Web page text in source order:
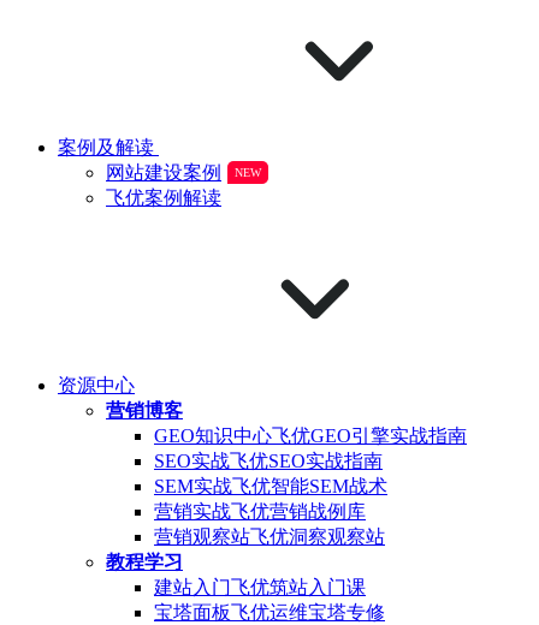
案例及解读
网站建设案例
NEW
飞优案例解读
资源中心
营销博客
GEO知识中心飞优GEO引擎实战指南
SEO实战飞优SEO实战指南
SEM实战飞优智能SEM战术
营销实战飞优营销战例库
营销观察站飞优洞察观察站
教程学习
建站入门飞优筑站入门课
宝塔面板飞优运维宝塔专修